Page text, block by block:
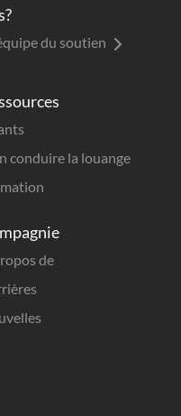
conduire la louange
de
du soutien